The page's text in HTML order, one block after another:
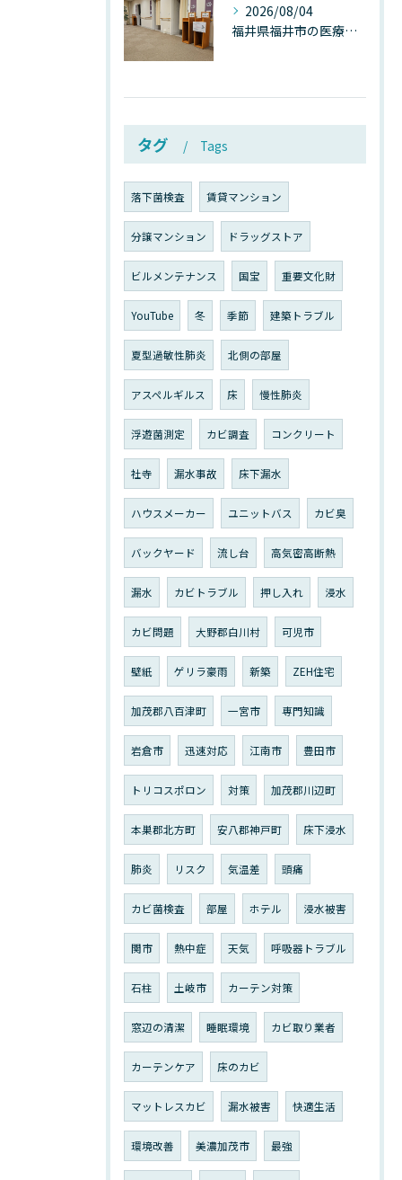
2026/08/04
福井県福井市の医療施設で広がる“見えないカビ汚染”──なぜ除カビが必須なのか、その本質を徹底解説
タグ Tags
落下菌検査 賃貸マンション
分譲マンション ドラッグストア
ビルメンテナンス 国宝 重要文化財
YouTube 冬 季節 建築トラブル
夏型過敏性肺炎 北側の部屋
アスペルギルス 床 慢性肺炎
浮遊菌測定 カビ調査 コンクリート
社寺 漏水事故 床下漏水
ハウスメーカー ユニットバス カビ臭
バックヤード 流し台 高気密高断熱
漏水 カビトラブル 押し入れ 浸水
カビ問題 大野郡白川村 可児市
壁紙 ゲリラ豪雨 新築 ZEH住宅
加茂郡八百津町 一宮市 専門知識
岩倉市 迅速対応 江南市 豊田市
トリコスポロン 対策 加茂郡川辺町
本巣郡北方町 安八郡神戸町 床下浸水
肺炎 リスク 気温差 頭痛
カビ菌検査 部屋 ホテル 浸水被害
関市 熱中症 天気 呼吸器トラブル
石柱 土岐市 カーテン対策
窓辺の清潔 睡眠環境 カビ取り業者
カーテンケア 床のカビ
マットレスカビ 漏水被害 快適生活
環境改善 美濃加茂市 最強